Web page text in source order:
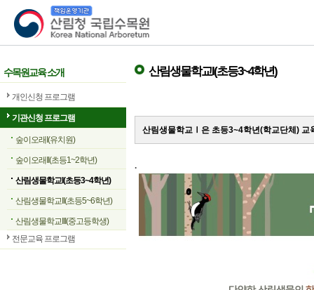
산림청 국립수목원
수목원교육 소개
개인신청 프로그램
기관신청 프로그램
숲이오래I(유치원)
숲이오래II(초등1~2학년)
산림생물학교I(초등3~4학년)
산림생물학교II(초등5~6학년)
산림생물학교III(중고등학생)
전문교육 프로그램
산림생물학교I(초등3~4학년)
산림생물학교Ⅰ은 초등3~4학년(학교단체) 교
.